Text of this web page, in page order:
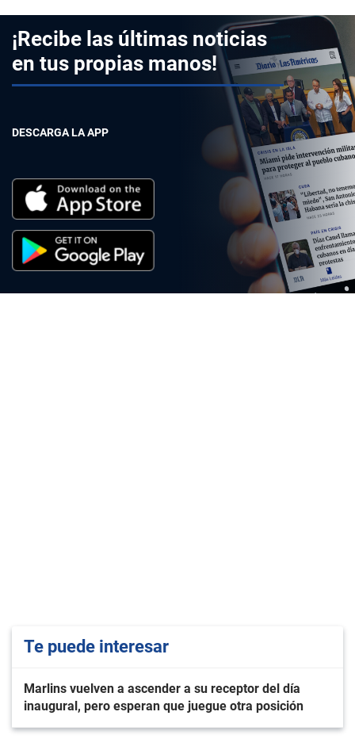
¡Recibe las últimas noticias
en tus propias manos!
DESCARGA LA APP
Te puede interesar
Marlins vuelven a ascender a su receptor del día
inaugural, pero esperan que juegue otra posición